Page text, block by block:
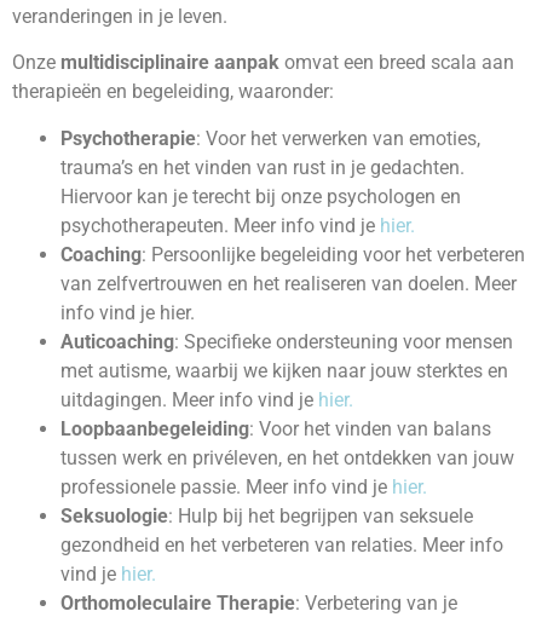
veranderingen in je leven.
Onze multidisciplinaire aanpak omvat een breed scala aan
therapieën en begeleiding, waaronder:
Psychotherapie: Voor het verwerken van emoties,
trauma’s en het vinden van rust in je gedachten.
Hiervoor kan je terecht bij onze psychologen en
psychotherapeuten. Meer info vind je hier.
Coaching: Persoonlijke begeleiding voor het verbeteren
van zelfvertrouwen en het realiseren van doelen. Meer
info vind je hier.
Auticoaching: Specifieke ondersteuning voor mensen
met autisme, waarbij we kijken naar jouw sterktes en
uitdagingen. Meer info vind je hier.
Loopbaanbegeleiding: Voor het vinden van balans
tussen werk en privéleven, en het ontdekken van jouw
professionele passie. Meer info vind je hier.
Seksuologie: Hulp bij het begrijpen van seksuele
gezondheid en het verbeteren van relaties. Meer info
vind je hier.
Orthomoleculaire Therapie: Verbetering van je